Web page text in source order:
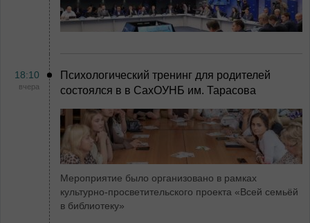
18:10
вчера
Психологический тренинг для родителей
состоялся в в СахОУНБ им. Тарасова
Мероприятие было организовано в рамках
культурно-просветительского проекта «Всей семьёй
в библиотеку»